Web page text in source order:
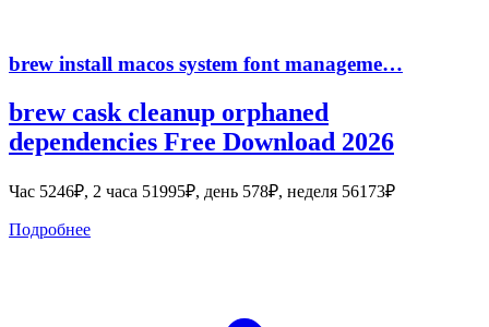
brew install macos system font manageme…
brew cask cleanup orphaned
dependencies Free Download 2026
Час 5246₽, 2 часа 51995₽, день 578₽, неделя 56173₽
Подробнее